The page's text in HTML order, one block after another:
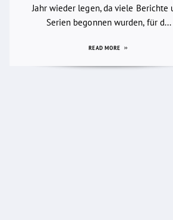
Jahr wieder legen, da viele Berichte
Serien begonnen wurden, für d...
READ MORE